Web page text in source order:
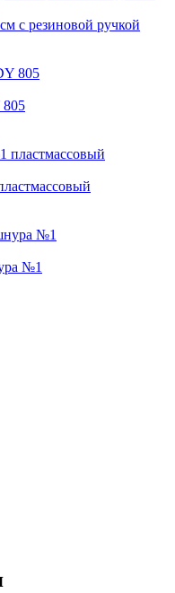
с резиновой ручкой
№1